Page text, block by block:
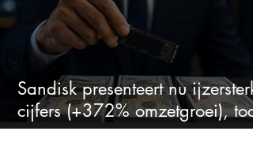
Sandisk presenteert nu
cijfers (+372% omzetgroei), toch
zakt het aandeel weg